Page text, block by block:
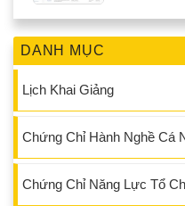
DANH MỤC
Lịch Khai Giảng
Chứng Chỉ Hành Nghề Cá
Chứng Chỉ Năng Lực Tổ